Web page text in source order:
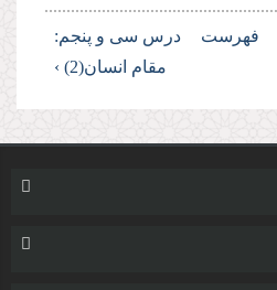
فهرست
درس سی و پنجم:
مقام انسان(2) ›